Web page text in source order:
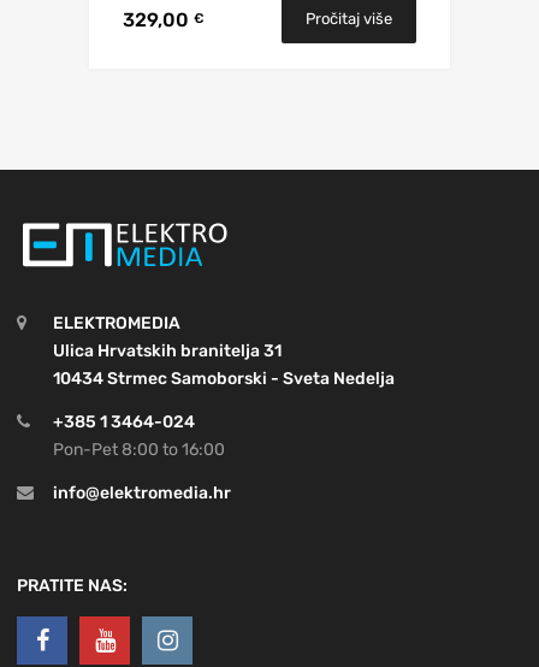
329,00 € Pročitaj više
ELEKTROMEDIA
Ulica Hrvatskih branitelja 31
10434 Strmec Samoborski - Sveta Nedelja
+385 1 3464-024
Pon-Pet 8:00 to 16:00
info@elektromedia.hr
PRATITE NAS: